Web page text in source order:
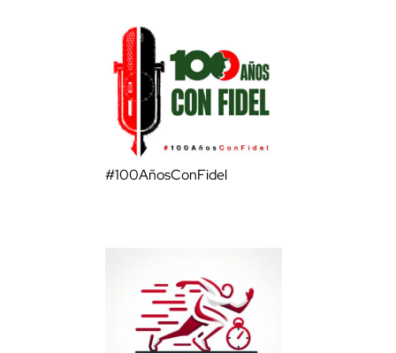
#100AñosConFidel